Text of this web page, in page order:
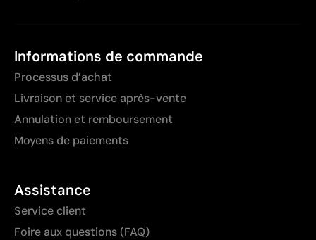
Informations de commande
Processus d’achat
Livraison et service après-vente
Annulation et remboursement
Moyens de paiements
Assistance
Service client
Foire aux questions (FAQ)